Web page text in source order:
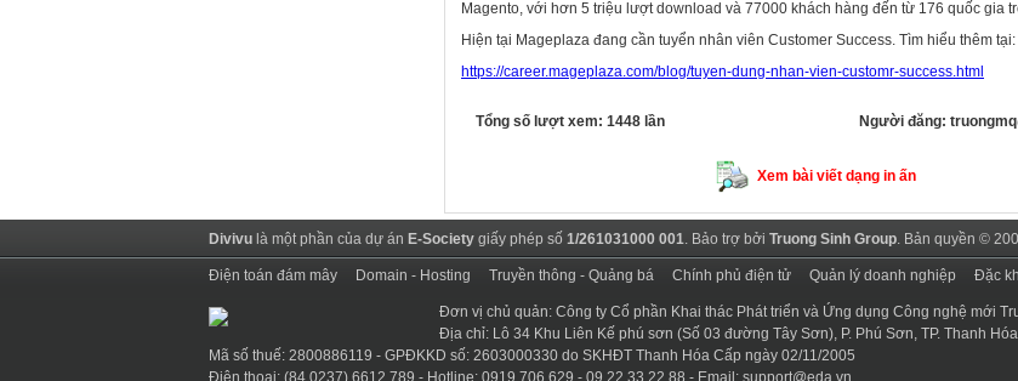
Magento, với hơn 5 triệu lượt download và 77000 khách hàng đến từ 176 quốc gia
Hiện tại Mageplaza đang cần tuyển nhân viên Customer Success. Tìm hiểu thêm tại:
https://career.mageplaza.com/blog/tuyen-dung-nhan-vien-customr-success.html
Tổng số lượt xem: 1448 lần Người đăng:
Xem bài viết dạng in ấn
Divivu là một phần của dự án E-Society giấy phép số 1/261031000 001. Bảo trợ bởi Truong Sinh Group. Bản quyền ©
Điện toán đám mây Domain - Hosting Truyền thông - Quảng bá Chính phủ điện tử Quản lý doanh nghiệp Đặc
Đơn vị chủ quản: Công ty Cổ phần Khai thác Phát triển và Ứng dụng Công nghệ mới
Địa chỉ: Lô 34 Khu Liên Kế phú sơn (Số 03 đường Tây Sơn), P. Phú Sơn, TP. Thanh Hóa
Mã số thuế: 2800886119 - GPĐKKD số: 2603000330 do SKHĐT Thanh Hóa Cấp ngày 02/11/2005
Điện thoại: (84 0237).6612.789 - Hotline: 0919.706.629 - 09.22.33.22.88 - Email: support@eda.vn